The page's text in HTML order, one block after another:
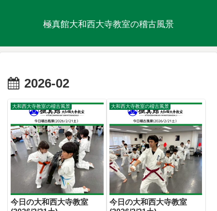
極真館大和西大寺教室の稽古風景
2026-02
大和西大寺教室の稽古風景
今日の大和西大寺教室
大和西大寺教室の稽古風景
今日の大和西大寺教室